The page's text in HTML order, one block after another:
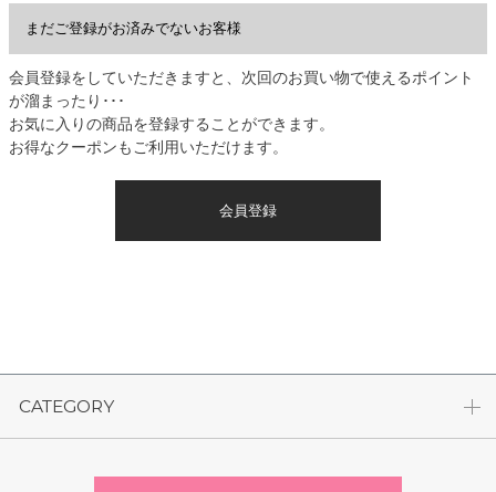
まだご登録がお済みでないお客様
会員登録をしていただきますと、次回のお買い物で使えるポイント
が溜まったり･･･
お気に入りの商品を登録することができます。
お得なクーポンもご利用いただけます。
会員登録
CATEGORY